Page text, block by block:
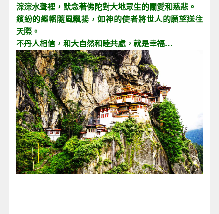
淙淙水聲裡，默念著佛陀對大地眾生的關愛和慈悲。
繽紛的經幡隨風飄揚，如神的使者將世人的願望送往
天際。
不丹人相信，和大自然和睦共處，就是幸福…